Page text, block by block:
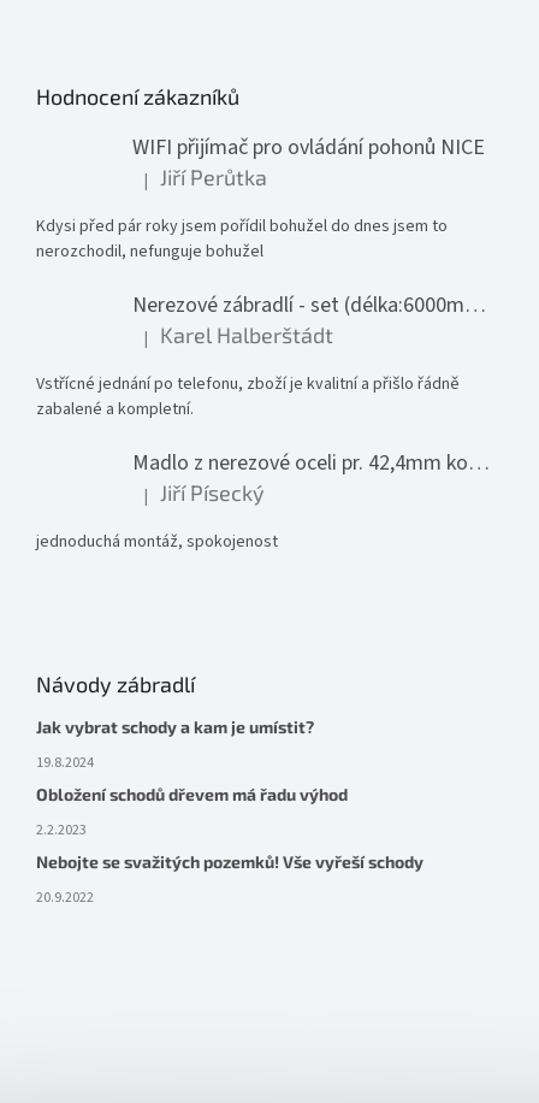
Hodnocení zákazníků
WIFI přijímač pro ovládání pohonů NICE
Hodnocení produktu je 1 z 5 hvězdiček.
| Jiří Perůtka
Kdysi před pár roky jsem pořídil bohužel do dnes jsem to
nerozchodil, nefunguje bohužel
Nerezové zábradlí - set (délka:6000mm x výška:1000mm)
Hodnocení produktu je 5 z 5 hvězdiček.
| Karel Halberštádt
Vstřícné jednání po telefonu, zboží je kvalitní a přišlo řádně
zabalené a kompletní.
Madlo z nerezové oceli pr. 42,4mm komplet - model 0116 - 3000mm
Hodnocení produktu je 5 z 5 hvězdiček.
| Jiří Písecký
jednoduchá montáž, spokojenost
Návody zábradlí
Jak vybrat schody a kam je umístit?
19.8.2024
Obložení schodů dřevem má řadu výhod
2.2.2023
Nebojte se svažitých pozemků! Vše vyřeší schody
20.9.2022